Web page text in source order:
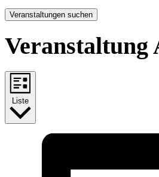
Veranstaltungen suchen
Veranstaltung
Liste